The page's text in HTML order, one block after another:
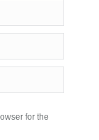
for the